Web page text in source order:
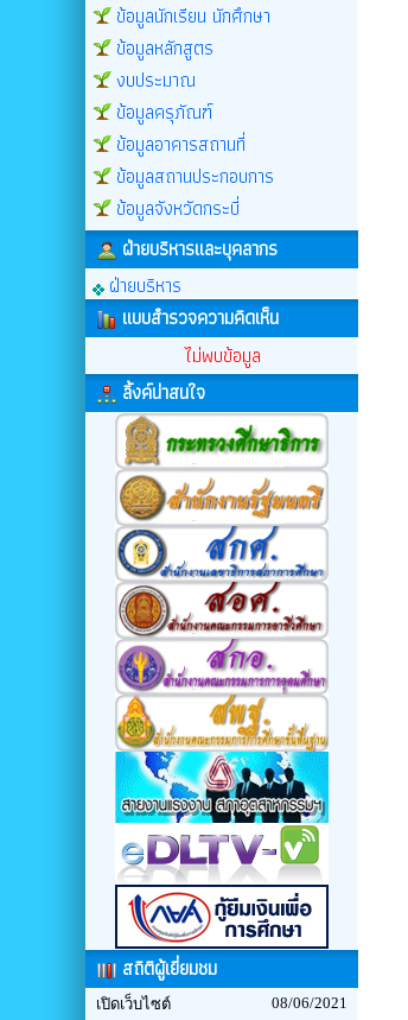
ข้อมูลนักเรียน นักศึกษา
ข้อมูลหลักสูตร
งบประมาณ
ข้อมูลครุภัณฑ์
ข้อมูลอาคารสถานที่
ข้อมูลสถานประกอบการ
ข้อมูลจังหวัดกระบี่
ฝ่ายบริหารและบุคลากร
ฝ่ายบริหาร
แบบสำรวจความคิดเห็น
ไม่พบข้อมูล
ลิ้งค์น่าสนใจ
สถิติผู้เยี่ยมชม
เปิดเว็บไซต์
08/06/2021